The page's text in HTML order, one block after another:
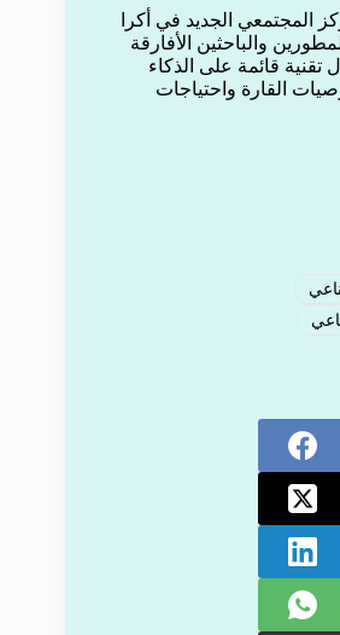
المجتمعي الجديد في أكرا
والباحثين الأفارقة
تقنية قائمة على الذكاء
القارة واحتياجات